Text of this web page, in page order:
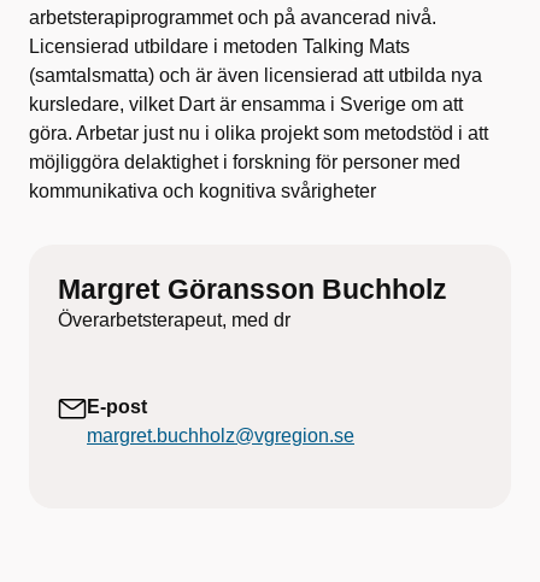
arbetsterapiprogrammet och på avancerad nivå.
Licensierad utbildare i metoden Talking Mats
(samtalsmatta) och är även licensierad att utbilda nya
kursledare, vilket Dart är ensamma i Sverige om att
göra. Arbetar just nu i olika projekt som metodstöd i att
möjliggöra delaktighet i forskning för personer med
kommunikativa och kognitiva svårigheter
Margret Göransson Buchholz
Överarbetsterapeut, med dr
E-post
margret.buchholz@vgregion.se